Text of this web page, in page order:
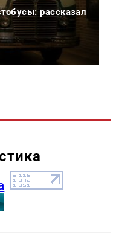
рассказал